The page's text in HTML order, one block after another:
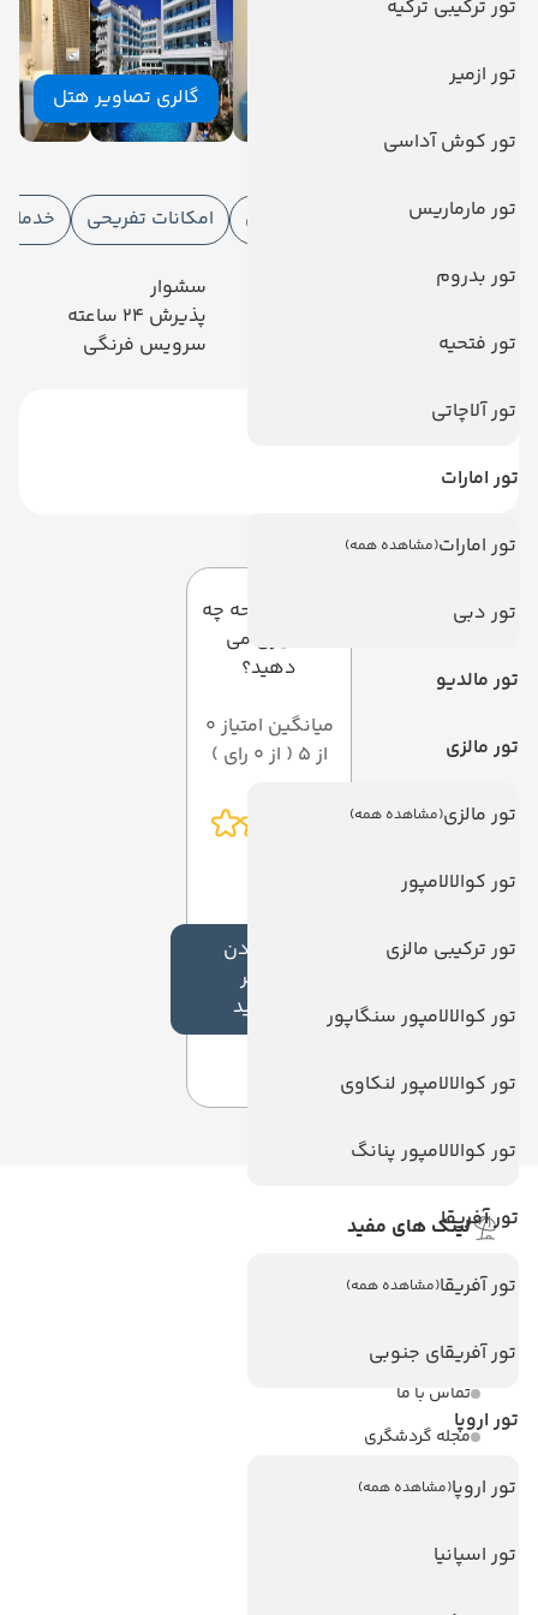
تور ترکیبی ترکیه
تور ازمیر
تور کوش آداسی
تور مارماریس
تور بدروم
تور فتحیه
تور آلاچاتی
تور امارات
تور امارات(مشاهده همه)
تور دبی
تور مالدیو
تور مالزی
تور مالزی(مشاهده همه)
تور کوالالامپور
تور ترکیبی مالزی
تور کوالالامپور سنگاپور
تور کوالالامپور لنکاوی
تور کوالالامپور پنانگ
تور آفریقا
تور آفریقا(مشاهده همه)
تور آفریقای جنوبی
تور اروپا
تور اروپا(مشاهده همه)
تور اسپانیا
گالری تصاویر هتل
امکانات هتل
امکانات هتل
امکانات ورزشی امکانات تفریحی خدمات
رستوران
پارکینگ
سشوار
پذیرش 24 ساعته
سرویس فرنگی
دیدگاه کاربران
به این صفحه چه
امتیازی می
دهید؟
میانگین امتیاز 0
از 5 ( از 0 رای )
افزودن
نظر
جدید
لینک های مفید
درباره ما
تماس با ما
مجله گردشگری
هتل های آنتالیا